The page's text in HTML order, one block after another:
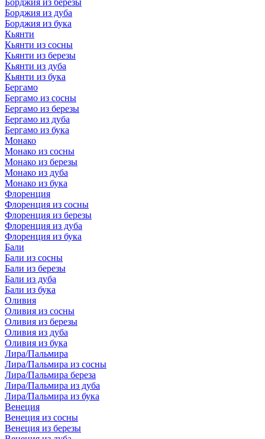
Борджия из березы
Борджия из дуба
Борджия из бука
Кьянти
Кьянти из сосны
Кьянти из березы
Кьянти из дуба
Кьянти из бука
Бергамо
Бергамо из сосны
Бергамо из березы
Бергамо из дуба
Бергамо из бука
Монако
Монако из сосны
Монако из березы
Монако из дуба
Монако из бука
Флоренция
Флоренция из сосны
Флоренция из березы
Флоренция из дуба
Флоренция из бука
Бали
Бали из сосны
Бали из березы
Бали из дуба
Бали из бука
Оливия
Оливия из сосны
Оливия из березы
Оливия из дуба
Оливия из бука
Лира/Пальмира
Лира/Пальмира из сосны
Лира/Пальмира береза
Лира/Пальмира из дуба
Лира/Пальмира из бука
Венеция
Венеция из сосны
Венеция из березы